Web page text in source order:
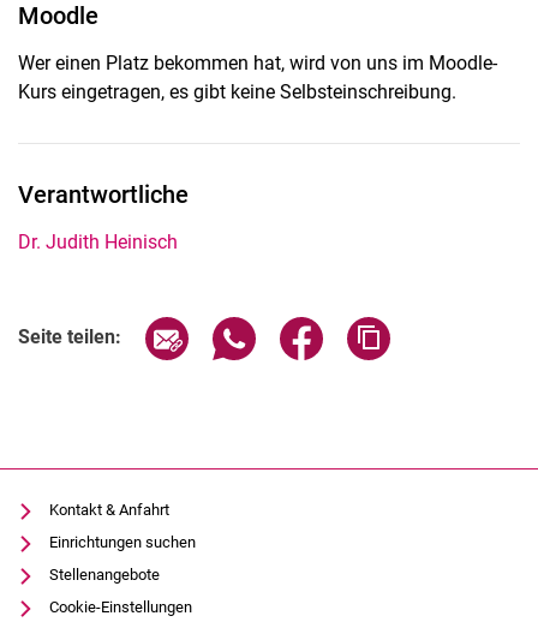
Moodle
Wer einen Platz bekommen hat, wird von uns im Moodle-
Kurs eingetragen, es gibt keine Selbsteinschreibung.
Verantwortliche
Dr. Judith Heinisch
Seite teilen: Seite über E-Mail teilen
Seite über WhatsApp teilen
Seite über Facebook
Kontakt & Anfahrt
Einrichtungen suchen
Stellenangebote
Cookie-Einstellungen